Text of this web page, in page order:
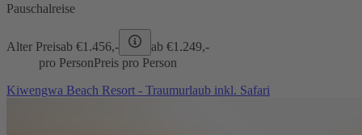
Pauschalreise
Alter Preisab €1.456,- ab €1.249,-
pro PersonPreis pro Person
Kiwengwa Beach Resort - Traumurlaub inkl. Safari